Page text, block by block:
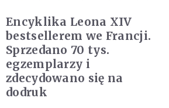
Encyklika Leona XIV
bestsellerem we Francji.
Sprzedano 70 tys.
egzemplarzy i
zdecydowano się na
dodruk